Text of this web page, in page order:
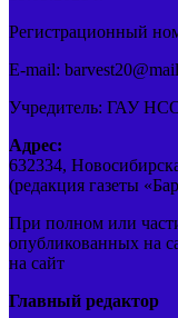
Регистрационный
E-mail:
Учредитель: ГАУ
Адрес:
632334,
(редакция газеты
При полном или
опубликованных на
на сайт
Главный редактор